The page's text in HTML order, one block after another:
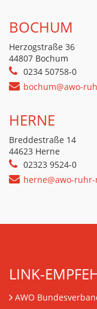
BOCHUM
Herzogstraße 36
44807 Bochum
0234 50758-0
bochum@awo-
HERNE
Breddestraße 14
44623 Herne
02323 9524-0
herne@awo-
LINK-
AWO